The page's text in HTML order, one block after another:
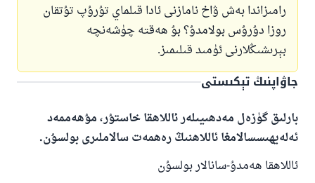
رامىزاندا بەش ۋاخ نامازنى ئادا قىلماي تۇرۇپ تۇتقان
روزا دۇرۇس بولامدۇ؟ بۇ ھەقتە چۈشەنچە
بېرىشىڭلارنى ئۈمىد قىلىمىز.
جاۋاپنىڭ تېكىستى
بارلىق گۈزەل مەدھىيىلەر ئاللاھقا خاستۇر، مۇھەممەد
ئەلەيھىسسالامغا ئاللاھنىڭ رەھمەت سالاملىرى بولسۇن.
ئاللاھقا ھەمدۇ-سانالار بولسۇن